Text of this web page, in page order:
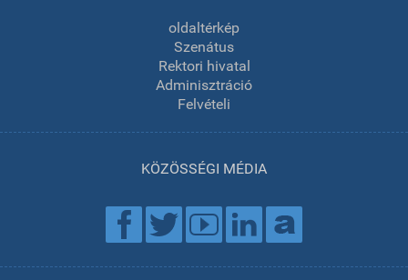
oldaltérkép
Szenátus
Rektori hivatal
Adminisztráció
Felvételi
KÖZÖSSÉGI MÉDIA